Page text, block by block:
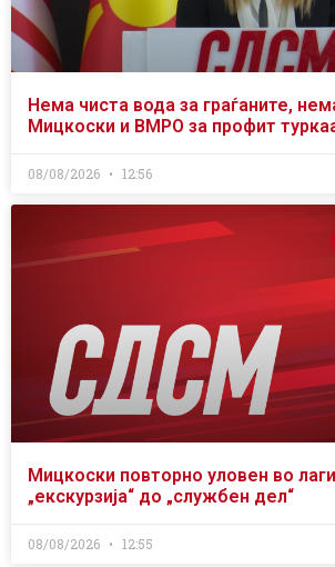
Нема чиста вода за граѓаните,
Мицкоски и ВМРО за профит
08/08/2026 12:56
Мицкоски повторно уловен во
„екскурзија“ до „службен дел“
08/08/2026 12:55